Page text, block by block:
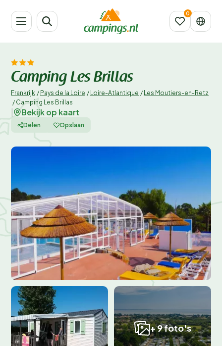
Camping Les Brillas
Frankrijk / Pays de la Loire / Loire-Atlantique / Les Moutiers-en-Retz
/ Camping Les Brillas
Bekijk op kaart
Delen Opslaan
+ 9 foto's